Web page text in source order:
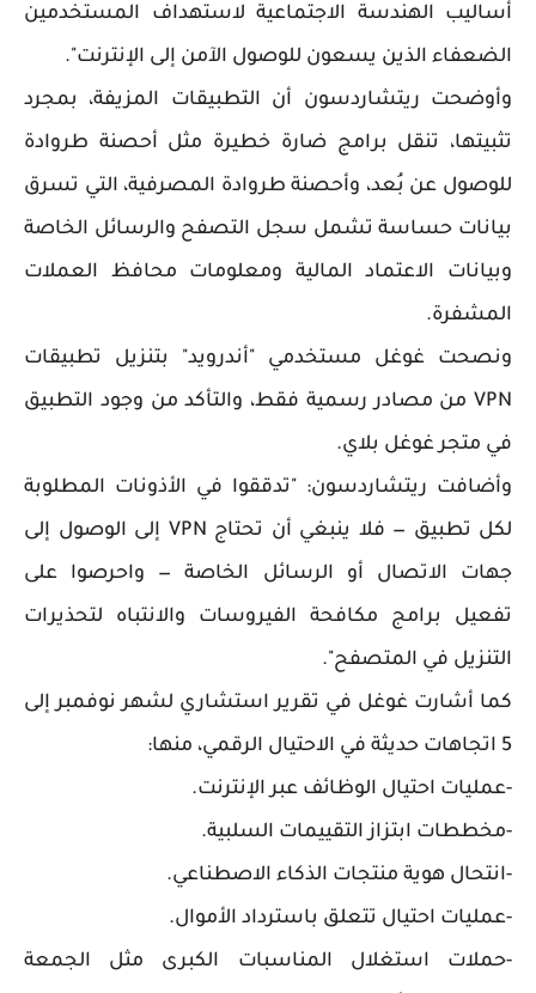
أساليب الهندسة الاجتماعية لاستهداف المستخدمين
الضعفاء الذين يسعون للوصول الآمن إلى الإنترنت".
وأوضحت ريتشاردسون أن التطبيقات المزيفة، بمجرد
تثبيتها، تنقل برامج ضارة خطيرة مثل أحصنة طروادة
للوصول عن بُعد، وأحصنة طروادة المصرفية، التي تسرق
بيانات حساسة تشمل سجل التصفح والرسائل الخاصة
وبيانات الاعتماد المالية ومعلومات محافظ العملات
المشفرة.
ونصحت غوغل مستخدمي "أندرويد" بتنزيل تطبيقات
VPN من مصادر رسمية فقط، والتأكد من وجود التطبيق
في متجر غوغل بلاي.
وأضافت ريتشاردسون: "تدققوا في الأذونات المطلوبة
لكل تطبيق — فلا ينبغي أن تحتاج VPN إلى الوصول إلى
جهات الاتصال أو الرسائل الخاصة — واحرصوا على
تفعيل برامج مكافحة الفيروسات والانتباه لتحذيرات
التنزيل في المتصفح".
كما أشارت غوغل في تقرير استشاري لشهر نوفمبر إلى
5 اتجاهات حديثة في الاحتيال الرقمي، منها:
-عمليات احتيال الوظائف عبر الإنترنت.
-مخططات ابتزاز التقييمات السلبية.
-انتحال هوية منتجات الذكاء الاصطناعي.
-عمليات احتيال تتعلق باسترداد الأموال.
-حملات استغلال المناسبات الكبرى مثل الجمعة